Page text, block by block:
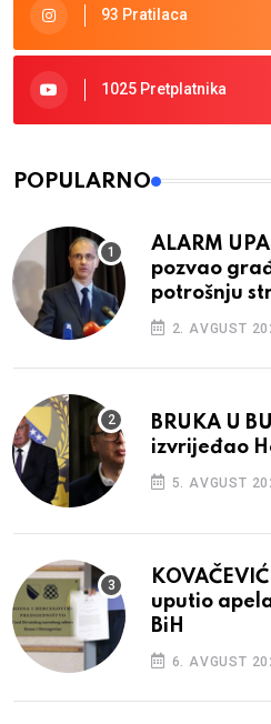
93 Pratilaca
1025 Pretplatnika
POPULARNO
ALARM
pozvao
potrošnju
2. AVGUST
BRUKA U
izvrijeđao
5. AVGUST
uputio
BiH
6. AVGUST